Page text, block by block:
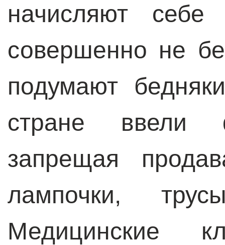
начисляют
совершенно не
подумают
стране ввели
запрещая
лампочки,
Медицинские